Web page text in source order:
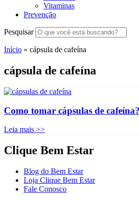
Vitaminas
Prevenção
Pesquisar
Início » cápsula de cafeína
cápsula de cafeína
Como tomar cápsulas de cafeína?
Leia mais >>
Clique Bem Estar
Blog do Bem Estar
Loja Clique Bem Estar
Fale Conosco